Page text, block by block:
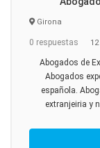
Girona
0 respuestas
Abogados de
Abogados
española.
extranjeiria y